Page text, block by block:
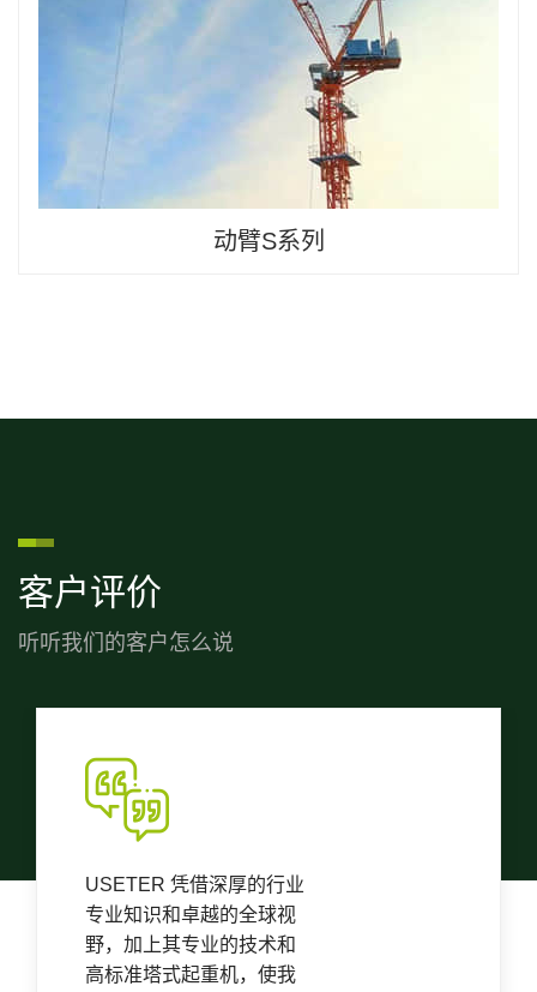
动臂S系列
客户评价
听听我们的客户怎么说
USETER 凭借深厚的行业
专业知识和卓越的全球视
野，加上其专业的技术和
高标准塔式起重机，使我